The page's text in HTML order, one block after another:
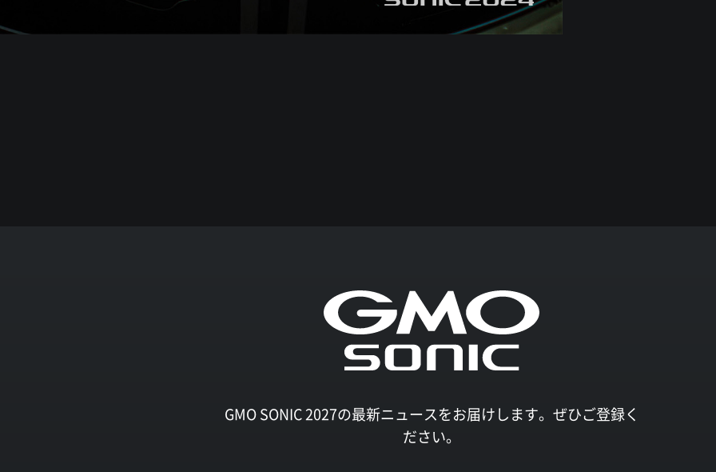
GMO SONIC 2027の最新ニュースをお届けします。ぜひご登録く
ださい。